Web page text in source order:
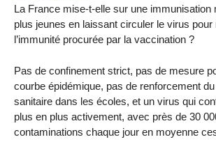
La France mise-t-elle sur une immunisation
plus jeunes en laissant circuler le virus pour
l’immunité procurée par la vaccination ?
Pas de confinement strict, pas de mesure
courbe épidémique, pas de renforcement
sanitaire dans les écoles, et un virus qui
plus en plus activement, avec près de 30
contaminations chaque jour en moyenne